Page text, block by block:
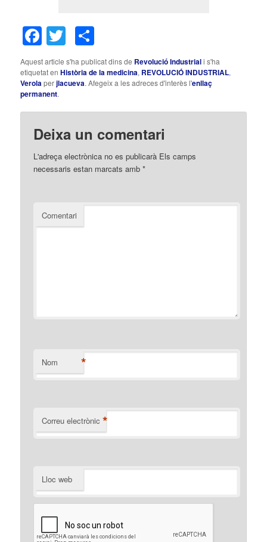
Facebook
Twitter
Aquest article s'ha publicat dins de Revolució Industriali s'ha
etiquetat enHistòria de la medicina, REVOLUCIÓ INDUSTRIAL,
Verola perjlacueva. Afegeix a les adreces d'interès l'enllaç
permanent.
Deixa un comentari
L'adreça electrònica no es publicarà Els camps
necessaris estan marcats amb*
Comentari
Nom *
Correu electrònic *
Lloc web